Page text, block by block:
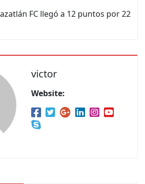
FC llegó a 12 puntos por 22
victor
Website: